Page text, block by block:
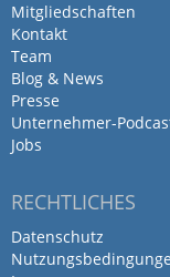
Die
einfach nur
von Octo HD ·
Die
Mitgliedschaften
Kontakt
Team
Blog & News
Presse
Unternehmer-
Jobs
RECHTLICHES
Datenschutz